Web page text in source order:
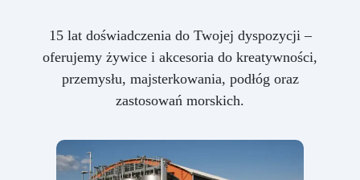
15 lat doświadczenia do Twojej dyspozycji –
oferujemy żywice i akcesoria do kreatywności,
przemysłu, majsterkowania, podłóg oraz
zastosowań morskich.